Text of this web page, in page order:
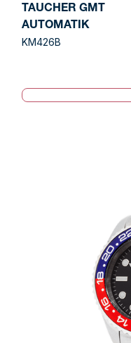
TAUCHER GMT
AUTOMATIK
KM426B